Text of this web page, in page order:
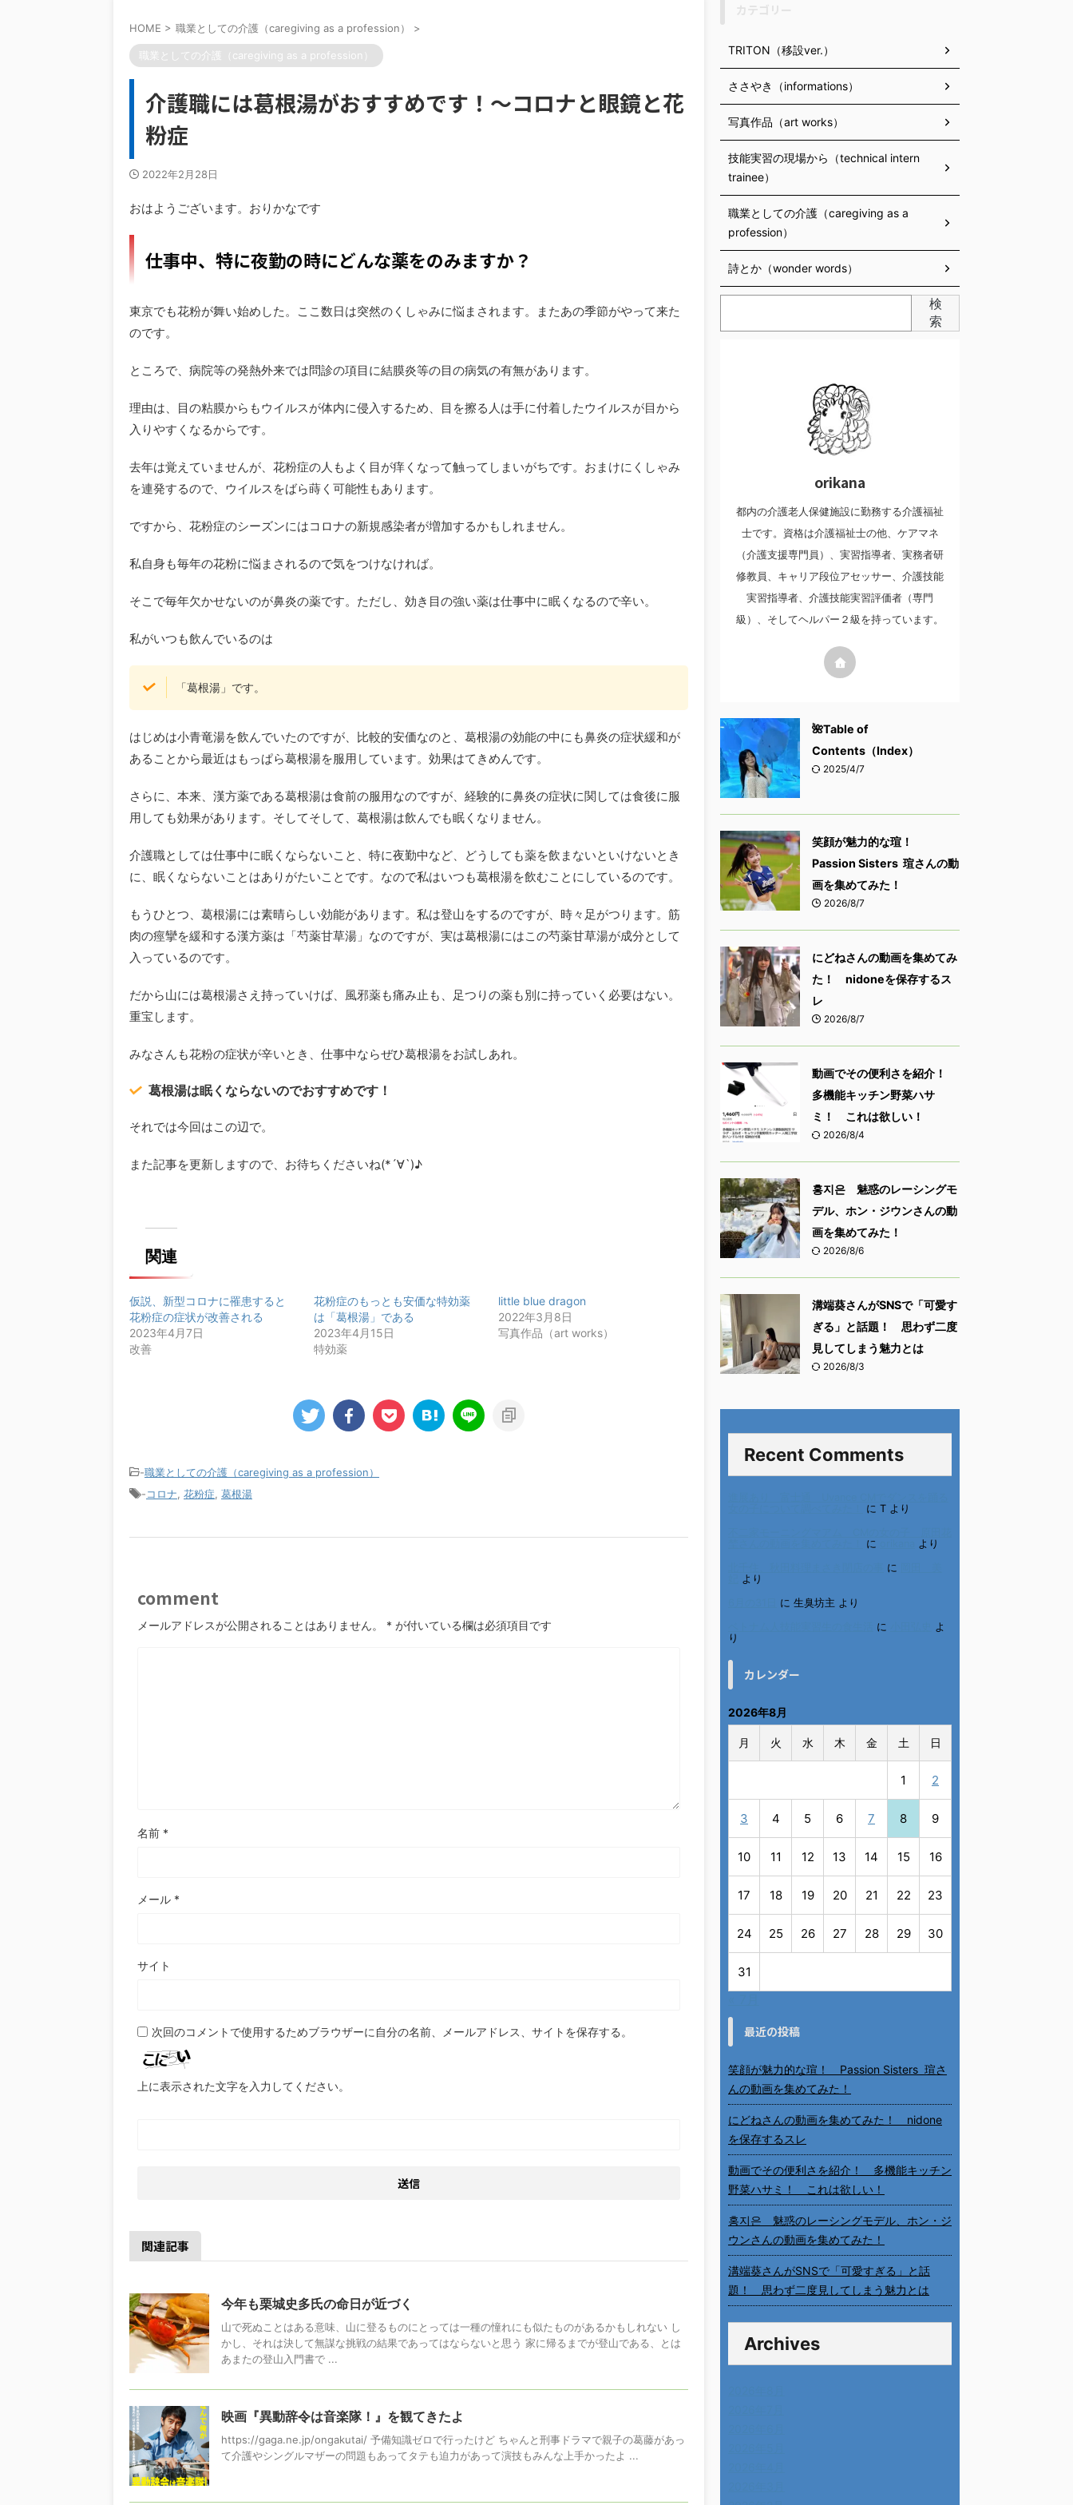
HOME > 職業としての介護（caregiving as a profession） >
職業としての介護（caregiving as a profession）
介護職には葛根湯がおすすめです！～コロナと眼鏡と花
粉症
2022年2月28日
おはようございます。おりかなです
仕事中、特に夜勤の時にどんな薬をのみますか？
東京でも花粉が舞い始めした。ここ数日は突然のくしゃみに悩まされます。またあの季節がやって来た
のです。
ところで、病院等の発熱外来では問診の項目に結膜炎等の目の病気の有無があります。
理由は、目の粘膜からもウイルスが体内に侵入するため、目を擦る人は手に付着したウイルスが目から
入りやすくなるからです。
去年は覚えていませんが、花粉症の人もよく目が痒くなって触ってしまいがちです。おまけにくしゃみ
を連発するので、ウイルスをばら蒔く可能性もあります。
ですから、花粉症のシーズンにはコロナの新規感染者が増加するかもしれません。
私自身も毎年の花粉に悩まされるので気をつけなければ。
そこで毎年欠かせないのが鼻炎の薬です。ただし、効き目の強い薬は仕事中に眠くなるので辛い。
私がいつも飲んでいるのは
「葛根湯」です。
はじめは小青竜湯を飲んでいたのですが、比較的安価なのと、葛根湯の効能の中にも鼻炎の症状緩和が
あることから最近はもっぱら葛根湯を服用しています。効果はてきめんです。
さらに、本来、漢方薬である葛根湯は食前の服用なのですが、経験的に鼻炎の症状に関しては食後に服
用しても効果があります。そしてそして、葛根湯は飲んでも眠くなりません。
介護職としては仕事中に眠くならないこと、特に夜勤中など、どうしても薬を飲まないといけないとき
に、眠くならないことはありがたいことです。なので私はいつも葛根湯を飲むことにしているのです。
もうひとつ、葛根湯には素晴らしい効能があります。私は登山をするのですが、時々足がつります。筋
肉の痙攣を緩和する漢方薬は「芍薬甘草湯」なのですが、実は葛根湯にはこの芍薬甘草湯が成分として
入っているのです。
だから山には葛根湯さえ持っていけば、風邪薬も痛み止も、足つりの薬も別に持っていく必要はない。
重宝します。
みなさんも花粉の症状が辛いとき、仕事中ならぜひ葛根湯をお試しあれ。
葛根湯は眠くならないのでおすすめです！
それでは今回はこの辺で。
また記事を更新しますので、お待ちくださいね(*´∀`)♪
関連
仮説、新型コロナに罹患すると
花粉症の症状が改善される
2023年4月7日
改善
花粉症のもっとも安価な特効薬
は「葛根湯」である
2023年4月15日
特効薬
little blue dragon
2022年3月8日
写真作品（art works）
-職業としての介護（caregiving as a profession）
-コロナ, 花粉症, 葛根湯
comment
メールアドレスが公開されることはありません。 * が付いている欄は必須項目です
名前 *
メール *
サイト
次回のコメントで使用するためブラウザーに自分の名前、メールアドレス、サイトを保存する。
上に表示された文字を入力してください。
関連記事
今年も栗城史多氏の命日が近づく
山で死ぬことはある意味、山に登るものにとっては一種の憧れにも似たものがあるかもしれない し
かし、それは決して無謀な挑戦の結果であってはならないと思う 家に帰るまでが登山である、とは
あまたの登山入門書で ...
映画『異動辞令は音楽隊！』を観てきたよ
https://gaga.ne.jp/ongakutai/ 予備知識ゼロで行ったけど ちゃんと刑事ドラマで親子の葛藤があっ
て介護やシングルマザーの問題もあってタテも迫力があって演技もみんな上手かったよ ...
TRITON（移設ver.）
ささやき（informations）
写真作品（art works）
技能実習の現場から（technical intern
trainee）
職業としての介護（caregiving as a
profession）
詩とか（wonder words）
検
索
orikana
都内の介護老人保健施設に勤務する介護福祉
士です。資格は介護福祉士の他、ケアマネ
（介護支援専門員）、実習指導者、実務者研
修教員、キャリア段位アセッサー、介護技能
実習指導者、介護技能実習評価者（専門
級）、そしてヘルパー２級を持っています。
🌺Table of
Contents（Index）
2025/4/7
笑顔が魅力的な瑄！
Passion Sisters 瑄さんの動
画を集めてみた！
2026/8/7
にどねさんの動画を集めてみ
た！ nidoneを保存するス
レ
2026/8/7
動画でその便利さを紹介！
多機能キッチン野菜ハサ
ミ！ これは欲しい！
2026/8/4
홍지은 魅惑のレーシングモ
デル、ホン・ジウンさんの動
画を集めてみた！
2026/8/6
溝端葵さんがSNSで「可愛す
ぎる」と話題！ 思わず二度
見してしまう魅力とは
2026/8/3
Recent Comments
に T より
に
より
に
より
に 生臭坊主 より
に
よ
り
カレンダー
2026年8月
月 火 水 木 金 土 日
1 2
3 4 5 6 7 8 9
10 11 12 13 14 15 16
17 18 19 20 21 22 23
24 25 26 27 28 29 30
31
最近の投稿
笑顔が魅力的な瑄！ Passion Sisters 瑄さ
んの動画を集めてみた！
にどねさんの動画を集めてみた！ nidone
を保存するスレ
動画でその便利さを紹介！ 多機能キッチン
野菜ハサミ！ これは欲しい！
홍지은 魅惑のレーシングモデル、ホン・ジ
ウンさんの動画を集めてみた！
溝端葵さんがSNSで「可愛すぎる」と話
題！ 思わず二度見してしまう魅力とは
Archives